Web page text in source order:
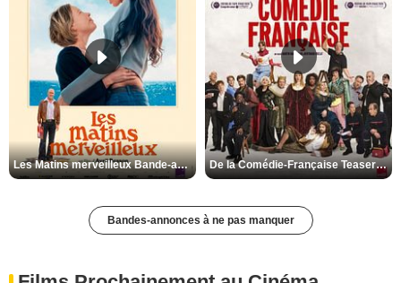
Les Matins merveilleux Bande-annonce VF De la Comédie-Française Teaser VF
Bandes-annonces à ne pas manquer